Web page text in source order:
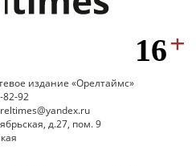
издание «Орелтаймс»
82-92
д.27, пом. 9